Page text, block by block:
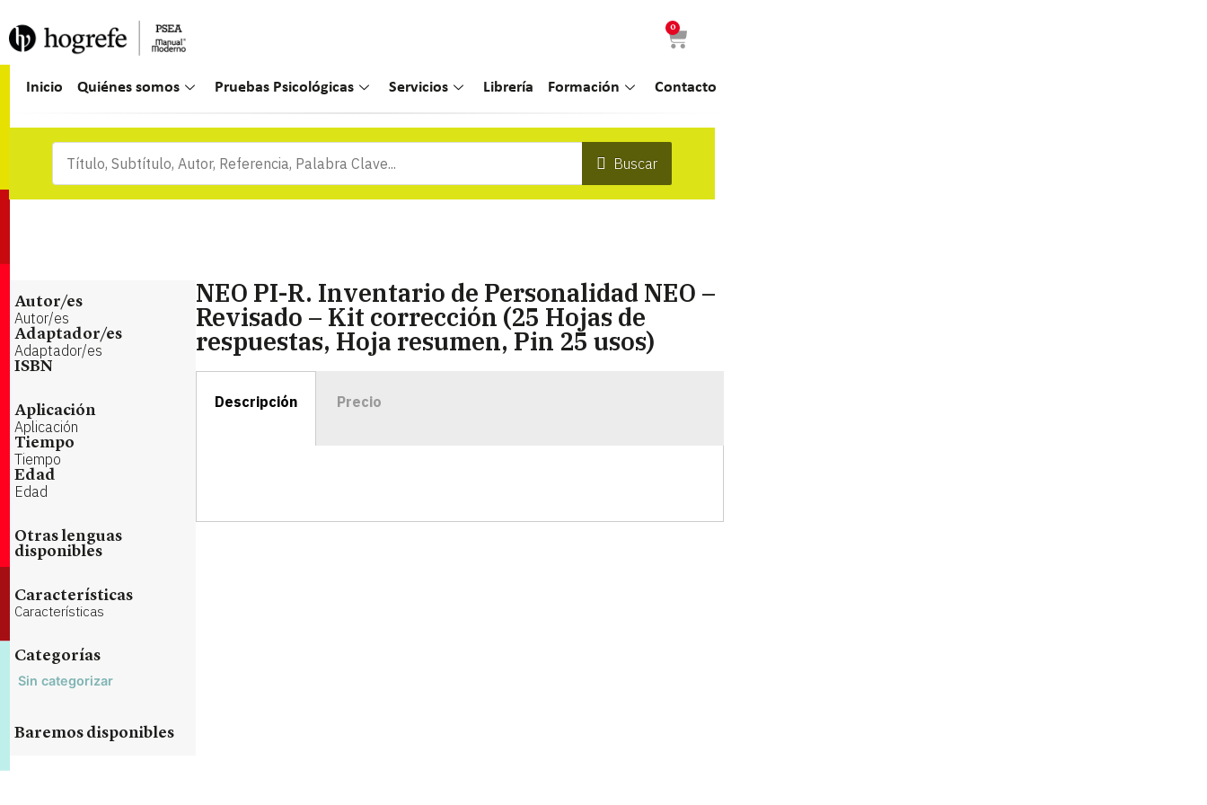
0
Inicio Quiénes somos Pruebas Psicológicas Servicios Librería Formación Contacto
Buscar
Autor/es
Autor/es
Adaptador/es
Adaptador/es
ISBN
Aplicación
Aplicación
Tiempo
Tiempo
Edad
Edad
Otras lenguas
disponibles
Características
Características
Categorías
Sin categorizar
Baremos disponibles
NEO PI-R. Inventario de Personalidad NEO –
Revisado – Kit corrección (25 Hojas de
respuestas, Hoja resumen, Pin 25 usos)
Descripción Precio